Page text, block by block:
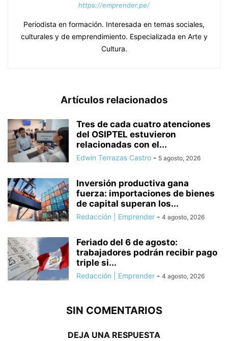
https://emprender.pe/
Periodista en formación. Interesada en temas sociales,
culturales y de emprendimiento. Especializada en Arte y
Cultura.
Artículos relacionados
Tres de cada cuatro atenciones
del OSIPTEL estuvieron
relacionadas con el...
Edwin Terrazas Castro - 5 agosto, 2026
Inversión productiva gana
fuerza: importaciones de bienes
de capital superan los...
Redacción | Emprender - 4 agosto, 2026
Feriado del 6 de agosto:
trabajadores podrán recibir pago
triple si...
Redacción | Emprender - 4 agosto, 2026
SIN COMENTARIOS
DEJA UNA RESPUESTA